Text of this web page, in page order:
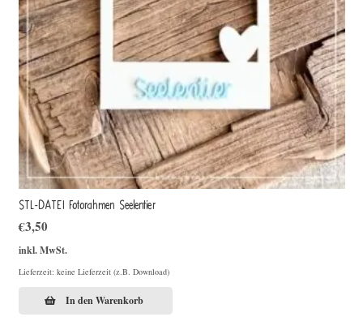
STL-DATEI Fotorahmen Seelentier
€3,50
inkl. MwSt.
Lieferzeit: keine Lieferzeit (z.B. Download)
In den Warenkorb